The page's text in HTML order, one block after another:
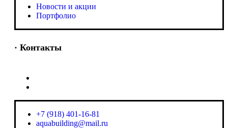
Новости и акции
Портфолио
· Контакты
+7 (918) 401-16-81
aquabuilding@mail.ru